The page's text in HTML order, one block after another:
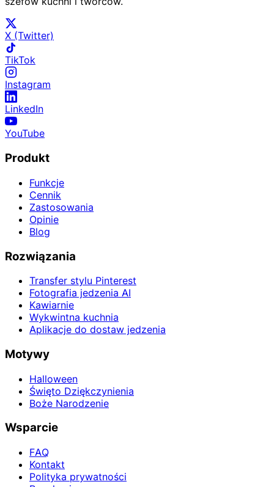
X (Twitter)
TikTok
Instagram
LinkedIn
YouTube
Produkt
Funkcje
Cennik
Zastosowania
Opinie
Blog
Rozwiązania
Transfer stylu Pinterest
Fotografia jedzenia AI
Kawiarnie
Wykwintna kuchnia
Aplikacje do dostaw jedzenia
Motywy
Halloween
Święto Dziękczynienia
Boże Narodzenie
Wsparcie
FAQ
Kontakt
Polityka prywatności